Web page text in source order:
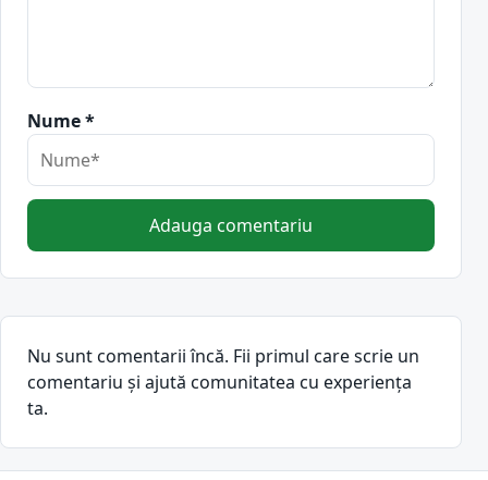
Nume *
Adauga comentariu
Nu sunt comentarii încă. Fii primul care scrie un
comentariu și ajută comunitatea cu experiența
ta.